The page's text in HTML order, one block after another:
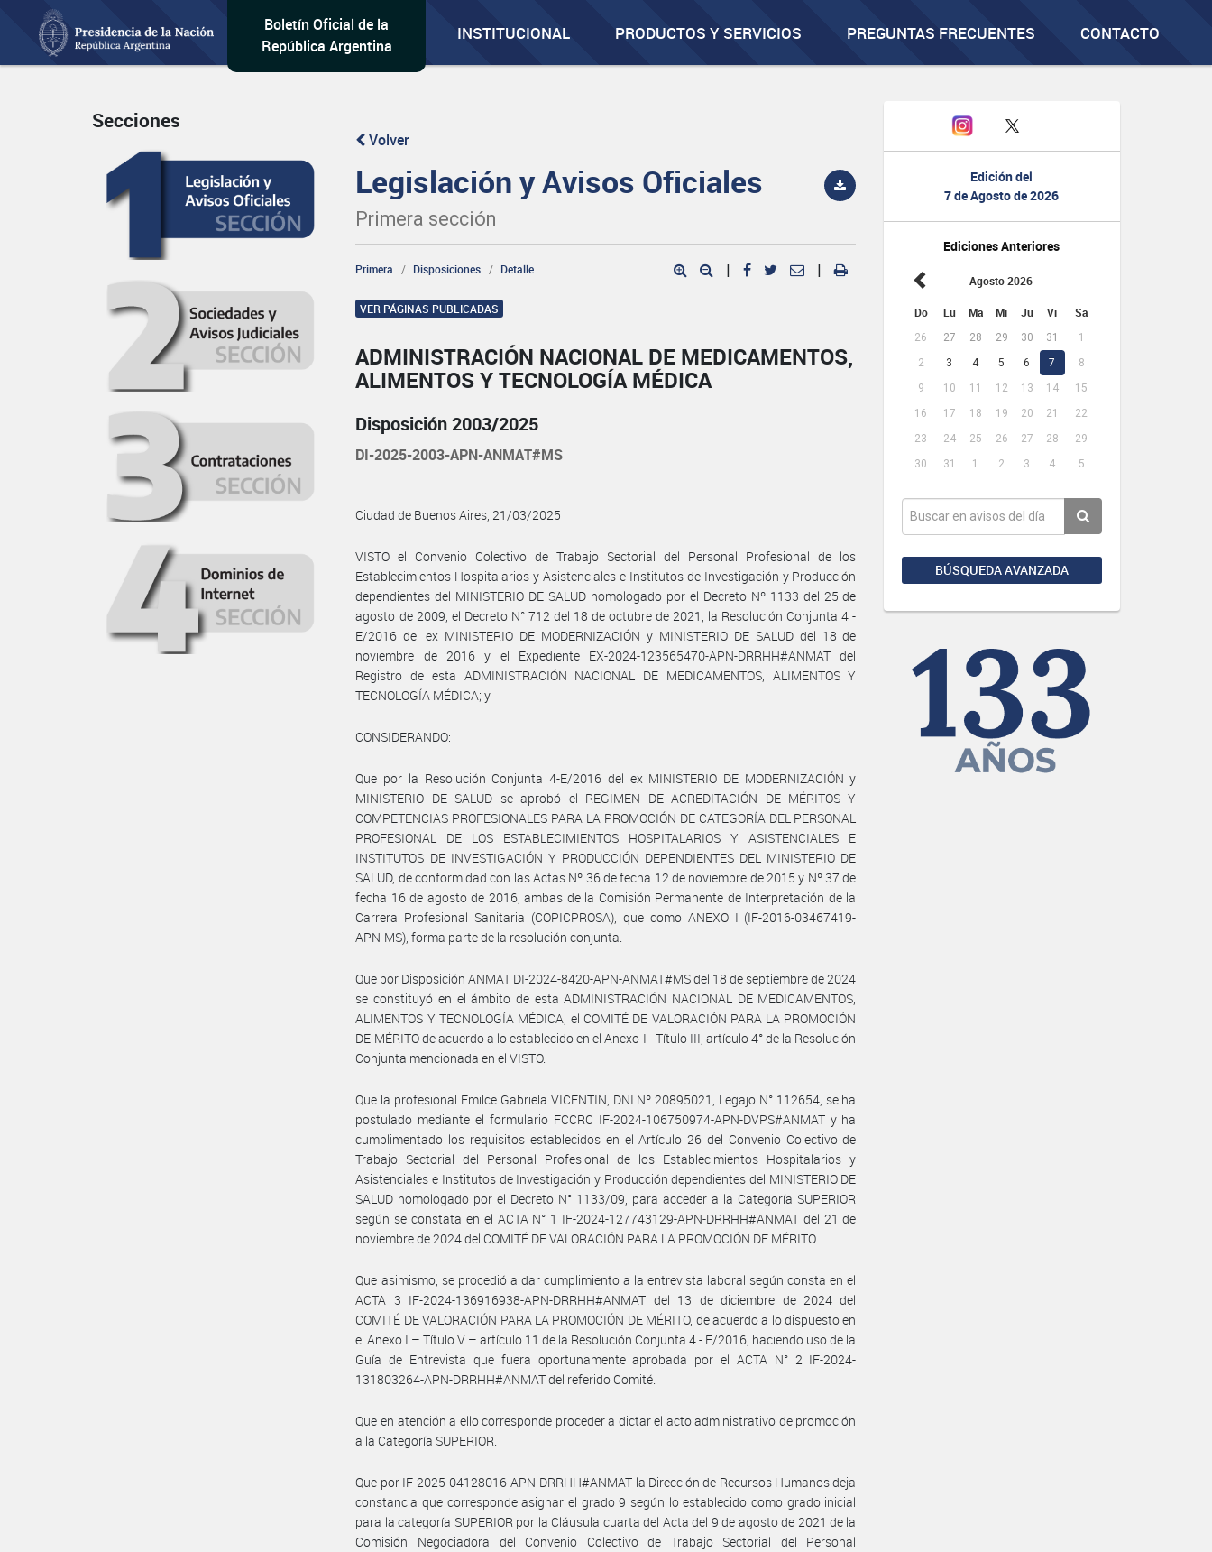
Boletín Oficial de la
República Argentina
INSTITUCIONAL PRODUCTOS Y SERVICIOS PREGUNTAS FRECUENTES CONTACTO
Edición del
7 de Agosto de 2026
Ediciones Anteriores
Agosto 2026
Do Lu Ma Mi Ju Vi Sa
26 27 28 29 30 31
1
2
3 4 5 6 7
8
9
10 11 12 13 14
15
16
17 18 19 20 21
22
23
24 25 26 27 28
29
30
31 1 2 3 4 5
BÚSQUEDA AVANZADA
Secciones
Volver
Legislación y Avisos Oficiales
Primera sección
Primera Disposiciones Detalle | |
VER PÁGINAS PUBLICADAS
ADMINISTRACIÓN NACIONAL DE MEDICAMENTOS,
ALIMENTOS Y TECNOLOGÍA MÉDICA
Disposición 2003/2025
DI-2025-2003-APN-ANMAT#MS
Ciudad de Buenos Aires, 21/03/2025
VISTO el Convenio Colectivo de Trabajo Sectorial del Personal Profesional de los
Establecimientos Hospitalarios y Asistenciales e Institutos de Investigación y Producción
dependientes del MINISTERIO DE SALUD homologado por el Decreto Nº 1133 del 25 de
agosto de 2009, el Decreto N° 712 del 18 de octubre de 2021, la Resolución Conjunta 4 -
E/2016 del ex MINISTERIO DE MODERNIZACIÓN y MINISTERIO DE SALUD del 18 de
noviembre de 2016 y el Expediente EX-2024-123565470-APN-DRRHH#ANMAT del
Registro de esta ADMINISTRACIÓN NACIONAL DE MEDICAMENTOS, ALIMENTOS Y
TECNOLOGÍA MÉDICA; y
CONSIDERANDO:
Que por la Resolución Conjunta 4-E/2016 del ex MINISTERIO DE MODERNIZACIÓN y
MINISTERIO DE SALUD se aprobó el REGIMEN DE ACREDITACIÓN DE MÉRITOS Y
COMPETENCIAS PROFESIONALES PARA LA PROMOCIÓN DE CATEGORÍA DEL PERSONAL
PROFESIONAL DE LOS ESTABLECIMIENTOS HOSPITALARIOS Y ASISTENCIALES E
INSTITUTOS DE INVESTIGACIÓN Y PRODUCCIÓN DEPENDIENTES DEL MINISTERIO DE
SALUD, de conformidad con las Actas Nº 36 de fecha 12 de noviembre de 2015 y Nº 37 de
fecha 16 de agosto de 2016, ambas de la Comisión Permanente de Interpretación de la
Carrera Profesional Sanitaria (COPICPROSA), que como ANEXO I (IF-2016-03467419-
APN-MS), forma parte de la resolución conjunta.
Que por Disposición ANMAT DI-2024-8420-APN-ANMAT#MS del 18 de septiembre de 2024
se constituyó en el ámbito de esta ADMINISTRACIÓN NACIONAL DE MEDICAMENTOS,
ALIMENTOS Y TECNOLOGÍA MÉDICA, el COMITÉ DE VALORACIÓN PARA LA PROMOCIÓN
DE MÉRITO de acuerdo a lo establecido en el Anexo I - Título III, artículo 4° de la Resolución
Conjunta mencionada en el VISTO.
Que la profesional Emilce Gabriela VICENTIN, DNI Nº 20895021, Legajo N° 112654, se ha
postulado mediante el formulario FCCRC IF-2024-106750974-APN-DVPS#ANMAT y ha
cumplimentado los requisitos establecidos en el Artículo 26 del Convenio Colectivo de
Trabajo Sectorial del Personal Profesional de los Establecimientos Hospitalarios y
Asistenciales e Institutos de Investigación y Producción dependientes del MINISTERIO DE
SALUD homologado por el Decreto N° 1133/09, para acceder a la Categoría SUPERIOR
según se constata en el ACTA N° 1 IF-2024-127743129-APN-DRRHH#ANMAT del 21 de
noviembre de 2024 del COMITÉ DE VALORACIÓN PARA LA PROMOCIÓN DE MÉRITO.
Que asimismo, se procedió a dar cumplimiento a la entrevista laboral según consta en el
ACTA 3 IF-2024-136916938-APN-DRRHH#ANMAT del 13 de diciembre de 2024 del
COMITÉ DE VALORACIÓN PARA LA PROMOCIÓN DE MÉRITO, de acuerdo a lo dispuesto en
el Anexo I – Título V – artículo 11 de la Resolución Conjunta 4 - E/2016, haciendo uso de la
Guía de Entrevista que fuera oportunamente aprobada por el ACTA N° 2 IF-2024-
131803264-APN-DRRHH#ANMAT del referido Comité.
Que en atención a ello corresponde proceder a dictar el acto administrativo de promoción
a la Categoría SUPERIOR.
Que por IF-2025-04128016-APN-DRRHH#ANMAT la Dirección de Recursos Humanos deja
constancia que corresponde asignar el grado 9 según lo establecido como grado inicial
para la categoría SUPERIOR por la Cláusula cuarta del Acta del 9 de agosto de 2021 de la
Comisión Negociadora del Convenio Colectivo de Trabajo Sectorial del Personal